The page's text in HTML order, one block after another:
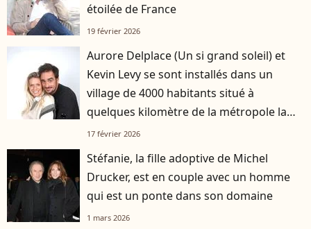
étoilée de France
19 février 2026
Aurore Delplace (Un si grand soleil) et
Kevin Levy se sont installés dans un
village de 4000 habitants situé à
quelques kilomètre de la métropole la
plus attractive de France
17 février 2026
Stéfanie, la fille adoptive de Michel
Drucker, est en couple avec un homme
qui est un ponte dans son domaine
1 mars 2026